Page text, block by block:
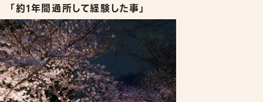
就労定着支援
若年者就労支援
企業向けサービス
リワークプログラム
「約1年間通所して経験した事」